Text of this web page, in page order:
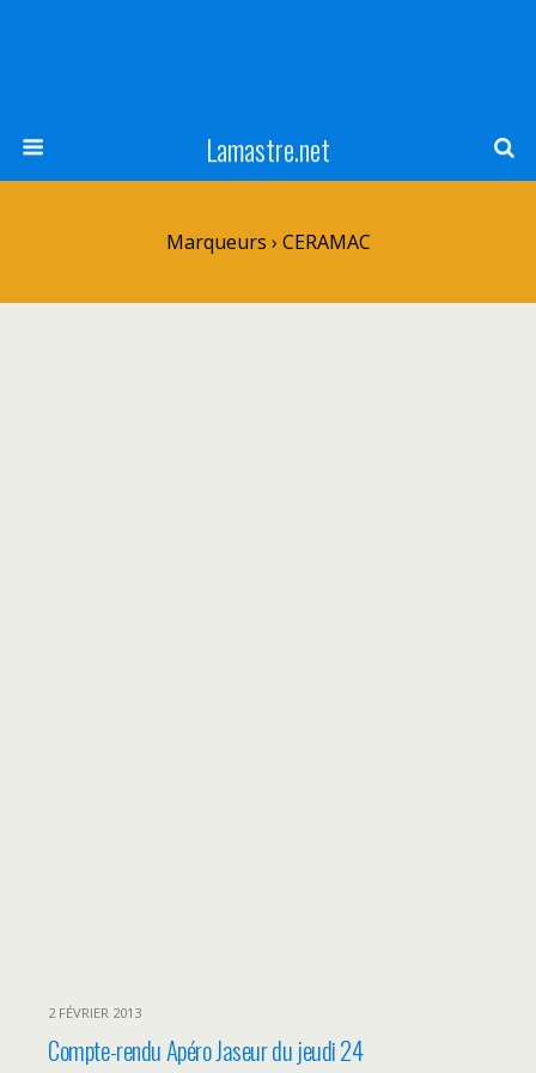
Lamastre.net
Marqueurs › CERAMAC
2 FÉVRIER 2013
Compte-rendu Apéro Jaseur du jeudi 24